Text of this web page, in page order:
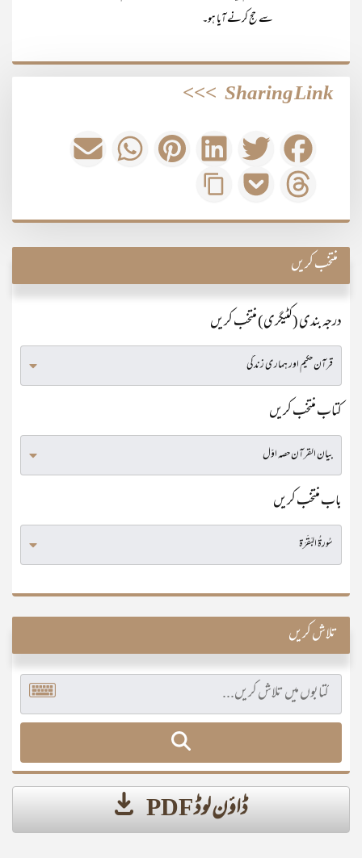
سے حج کرنے آیا ہو۔
Sharing Link
>>>
منتخب کریں
درجہ بندی (کٹیگری) منتخب کریں
کتاب منتخب کریں
باب منتخب کریں
تلاش کریں
ڈاؤن لوڈ PDF